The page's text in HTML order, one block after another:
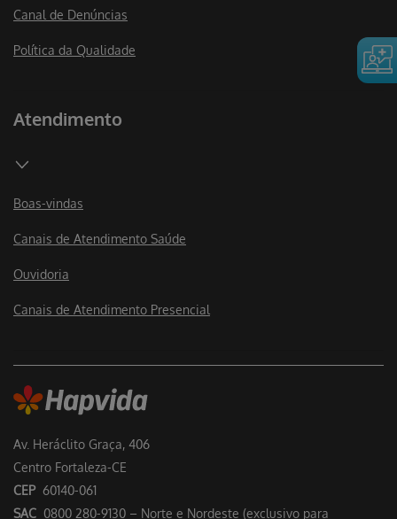
Av. Heráclito Graça, 406
Centro Fortaleza-CE
CEP 60140-061
SAC 0800 280-9130 – Norte e Nordeste (exclusivo para
Canal de Denúncias
Política da Qualidade
Atendimento
Boas-vindas
Canais de Atendimento Saúde
Ouvidoria
Canais de Atendimento Presencial